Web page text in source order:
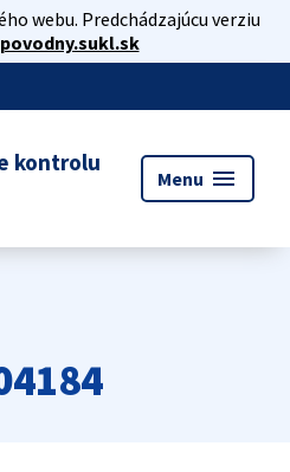
webu. Predchádzajúcu verziu
povodny.sukl.sk
kontrolu
Menu menu